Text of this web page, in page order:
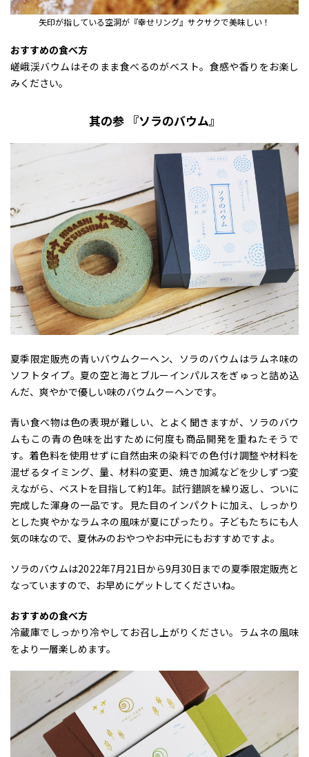
矢印が指している空洞が『幸せリング』サクサクで美味しい！
おすすめの食べ方
嵯峨渓バウムはそのまま食べるのがベスト。食感や香りをお楽し
みください。
其の参 『ソラのバウム』
夏季限定販売の青いバウムクーヘン、ソラのバウムはラムネ味の
ソフトタイプ。夏の空と海とブルーインパルスをぎゅっと詰め込
んだ、爽やかで優しい味のバウムクーヘンです。
青い食べ物は色の表現が難しい、とよく聞きますが、ソラのバウ
ムもこの青の色味を出すために何度も商品開発を重ねたそうで
す。着色料を使用せずに自然由来の染料での色付け調整や材料を
混ぜるタイミング、量、材料の変更、焼き加減などを少しずつ変
えながら、ベストを目指して約1年。試行錯誤を繰り返し、ついに
完成した渾身の一品です。見た目のインパクトに加え、しっかり
とした爽やかなラムネの風味が夏にぴったり。子どもたちにも人
気の味なので、夏休みのおやつやお中元にもおすすめですよ。
ソラのバウムは2022年7月21日から9月30日までの夏季限定販売と
なっていますので、お早めにゲットしてくださいね。
おすすめの食べ方
冷蔵庫でしっかり冷やしてお召し上がりください。ラムネの風味
をより一層楽しめます。